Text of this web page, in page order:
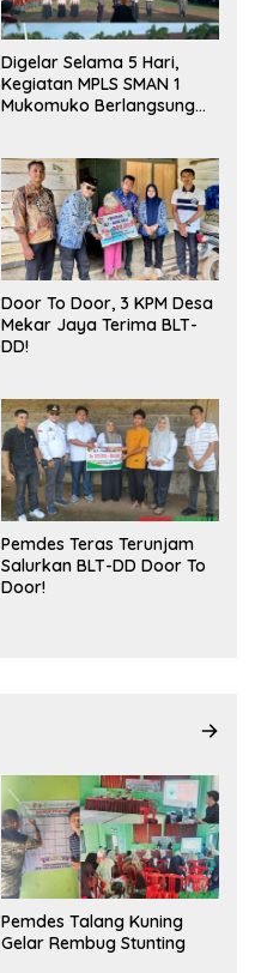
Digelar Selama 5 Hari,
Kegiatan MPLS SMAN 1
Mukomuko Berlangsung
Door To Door, 3 KPM Desa
Mekar Jaya Terima BLT-
DD!
Pemdes Teras Terunjam
Salurkan BLT-DD Door To
Door!
Pemdes Talang Kuning
Gelar Rembug Stunting